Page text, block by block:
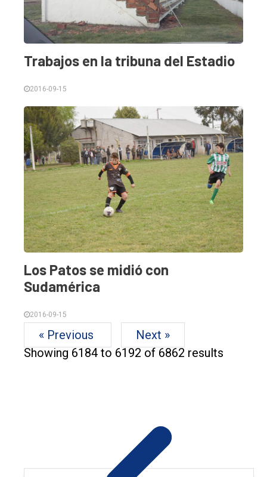
Trabajos en la tribuna del Estadio
2016-09-15
Los Patos se midió con
Sudamérica
2016-09-15
« Previous
Next »
Showing 6184 to 6192 of 6862 results